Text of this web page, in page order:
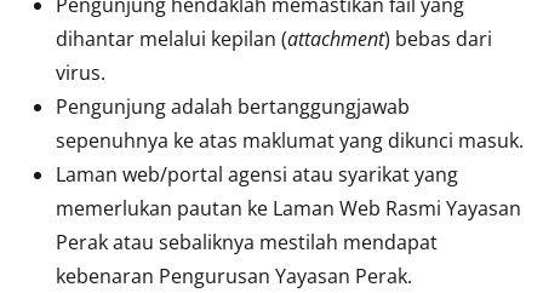
dihantar melalui kepilan (attachment) bebas dari
virus.
Pengunjung adalah bertanggungjawab
sepenuhnya ke atas maklumat yang dikunci masuk.
Laman web/portal agensi atau syarikat yang
memerlukan pautan ke Laman Web Rasmi Yayasan
Perak atau sebaliknya mestilah mendapat
kebenaran Pengurusan Yayasan Perak.